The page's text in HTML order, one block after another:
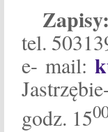
tel.
e- mail:
godz. 15